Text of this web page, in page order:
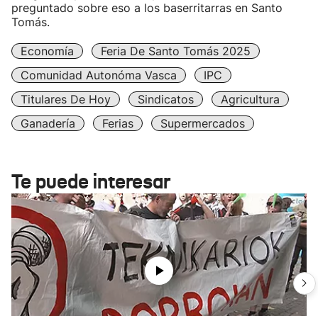
preguntado sobre eso a los baserritarras en Santo
Tomás.
Economía
Feria De Santo Tomás 2025
Comunidad Autonóma Vasca
IPC
Titulares De Hoy
Sindicatos
Agricultura
Ganadería
Ferias Supermercados
Te puede interesar